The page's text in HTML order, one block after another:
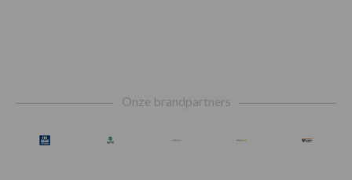
Onze brandpartners